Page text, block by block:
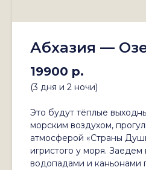
Абхазия —
19900 р.
(3 дня и 2 ночи)
Это будут тёплые
морским воздухом,
атмосферой «Страны
игристого у моря.
водопадами и каньонами